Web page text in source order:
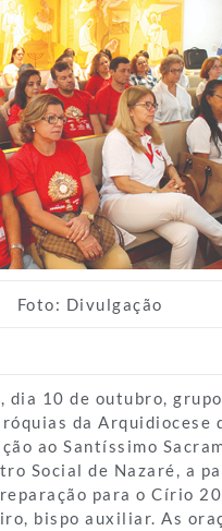
Foto: Divulgação
10 de outubro,
da Arquidiocese
ao Santíssimo
Social de Nazaré, a
para o Círio
bispo auxiliar. As